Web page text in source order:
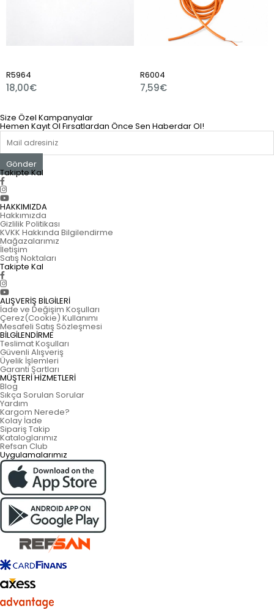
R6004
7,59€
Size Özel Kampanyalar
Hemen Kayıt Ol Fırsatlardan Önce Sen Haberdar Ol!
Gönder
Takipte Kal
HAKKIMIZDA
Hakkımızda
Gizlilik Politikası
KVKK Hakkında Bilgilendirme
Mağazalarımız
İletişim
Satış Noktaları
Takipte Kal
ALIŞVERİŞ BİLGİLERİ
İade ve Değişim Koşulları
Çerez(Cookie) Kullanımı
Mesafeli Satış Sözleşmesi
BİLGİLENDİRME
Teslimat Koşulları
Güvenli Alışveriş
Üyelik İşlemleri
Garanti Şartları
MÜŞTERİ HİZMETLERİ
Blog
Sıkça Sorulan Sorular
Yardım
Kargom Nerede?
Kolay İade
Sipariş Takip
Kataloglarımız
Refsan Club
Uygulamalarımız